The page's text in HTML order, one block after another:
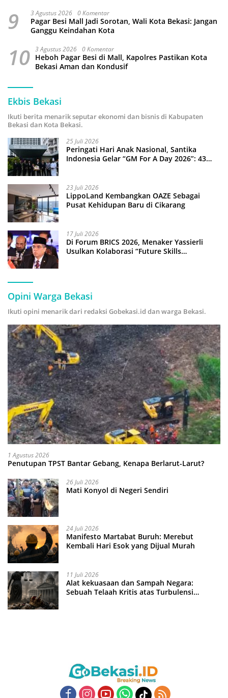
9 3 Agustus 2026 0 Komentar
Pagar Besi Mall Jadi Sorotan, Wali Kota Bekasi: Jangan
Ganggu Keindahan Kota
10 3 Agustus 2026 0 Komentar
Heboh Pagar Besi di Mall, Kapolres Pastikan Kota
Bekasi Aman dan Kondusif
Ekbis Bekasi
Ikuti berita menarik seputar ekonomi dan bisnis di Kabupaten
Bekasi dan Kota Bekasi.
25 Juli 2026
Peringati Hari Anak Nasional, Santika
Indonesia Gelar “GM For A Day 2026”: 43
23 Juli 2026
LippoLand Kembangkan OAZE Sebagai
Pusat Kehidupan Baru di Cikarang
17 Juli 2026
Di Forum BRICS 2026, Menaker Yassierli
Usulkan Kolaborasi “Future Skills
Opini Warga Bekasi
Ikuti opini menarik dari redaksi Gobekasi.id dan warga Bekasi.
1 Agustus 2026
Penutupan TPST Bantar Gebang, Kenapa Berlarut-Larut?
26 Juli 2026
Mati Konyol di Negeri Sendiri
24 Juli 2026
Manifesto Martabat Buruh: Merebut
Kembali Hari Esok yang Dijual Murah
11 Juli 2026
Alat kekuasaan dan Sampah Negara:
Sebuah Telaah Kritis atas Turbulensi